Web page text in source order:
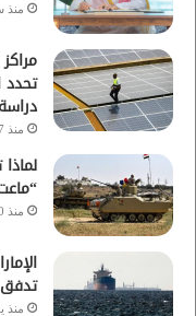
منذ
تحدد
منذ 7 ساعات
منذ 20 ساعة
تدفق
منذ